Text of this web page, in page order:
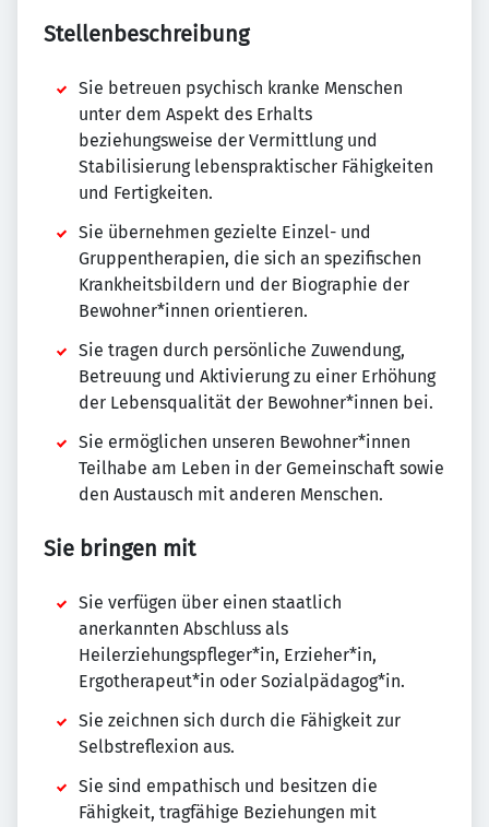
Stellenbeschreibung
Sie betreuen psychisch kranke Menschen
unter dem Aspekt des Erhalts
beziehungsweise der Vermittlung und
Stabilisierung lebenspraktischer Fähigkeiten
und Fertigkeiten.
Sie übernehmen gezielte Einzel- und
Gruppentherapien, die sich an spezifischen
Krankheitsbildern und der Biographie der
Bewohner*innen orientieren.
Sie tragen durch persönliche Zuwendung,
Betreuung und Aktivierung zu einer Erhöhung
der Lebensqualität der Bewohner*innen bei.
Sie ermöglichen unseren Bewohner*innen
Teilhabe am Leben in der Gemeinschaft sowie
den Austausch mit anderen Menschen.
Sie bringen mit
Sie verfügen über einen staatlich
anerkannten Abschluss als
Heilerziehungspfleger*in, Erzieher*in,
Ergotherapeut*in oder Sozialpädagog*in.
Sie zeichnen sich durch die Fähigkeit zur
Selbstreflexion aus.
Sie sind empathisch und besitzen die
Fähigkeit, tragfähige Beziehungen mit